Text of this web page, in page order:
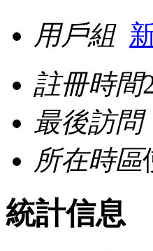
用戶組
註冊時間
最後訪問
所在時區
統計信息